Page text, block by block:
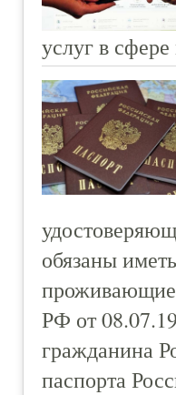
услуг в
обязаны
проживающие
РФ от
гражданина
паспорта